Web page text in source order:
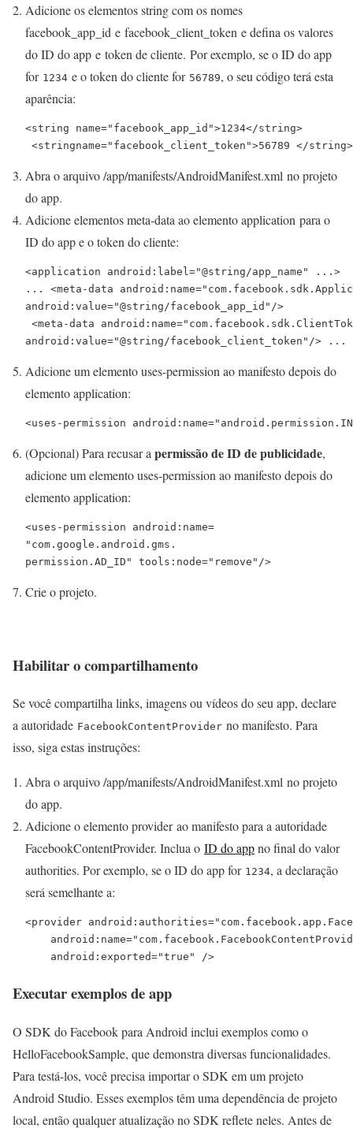
Adicione os elementosstringcom os nomes
facebook_app_id e facebook_client_token e defina os valores
do ID do app e token de cliente. Por exemplo, se o ID do app
for 1234 e o token do cliente for 56789, o seu código terá esta
aparência:
<string name="facebook_app_id">1234</string>
<stringname="facebook_client_token">56789 </string>
Abra o arquivo/app/manifests/AndroidManifest.xml no projeto
do app.
Adicione elementosmeta-data ao elementoapplication para o
ID do app e o token do cliente:
<application android:label="@string/app_name" ...>
... <meta-data
android:value="@string/facebook_app_id"/>
<meta-data
android:value="@string/facebook_client_token"/>
Adicione um elementouses-permission ao manifesto depois do
elementoapplication:
<uses-permission
(Opcional) Para recusar a permissão de ID de publicidade,
adicione um elementouses-permission ao manifesto depois do
elementoapplication:
<uses-permission android:name=
"com.google.android.gms.
permission.AD_ID" tools:node="remove"/>
Crie o projeto.
Habilitar o compartilhamento
Se você compartilha links, imagens ou vídeos do seu app, declare
a autoridade FacebookContentProvider no manifesto. Para
isso, siga estas instruções:
Abra o arquivo/app/manifests/AndroidManifest.xml no projeto
do app.
Adicione o elementoproviderao manifesto para a autoridade
FacebookContentProvider. Inclua o ID do appno final do valor
authorities. Por exemplo, se o ID do app for 1234, a declaração
será semelhante a:
<provider
    android:exported="true" />
Executar exemplos de app
O SDK do Facebook para Android inclui exemplos como o
HelloFacebookSample, que demonstra diversas funcionalidades.
Para testá-los, você precisa importar o SDK em um projeto
Android Studio. Esses exemplos têm uma dependência de projeto
local, então qualquer atualização no SDK reflete neles. Antes de